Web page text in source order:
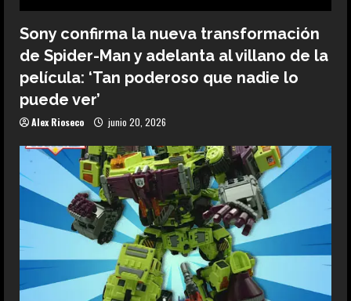
Sony confirma la nueva transformación
de Spider-Man y adelanta al villano de la
película: ‘Tan poderoso que nadie lo
puede ver’
Alex Rioseco junio 20, 2026